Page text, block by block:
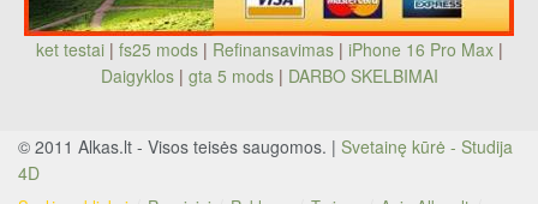
ket testai | fs25 mods| Refinansavimas| iPhone 16 Pro Max|
Daigyklos| gta 5 mods | DARBO SKELBIMAI
© 2011 Alkas.lt - Visos teisės saugomos. | Svetainę kūrė - Studija
4D